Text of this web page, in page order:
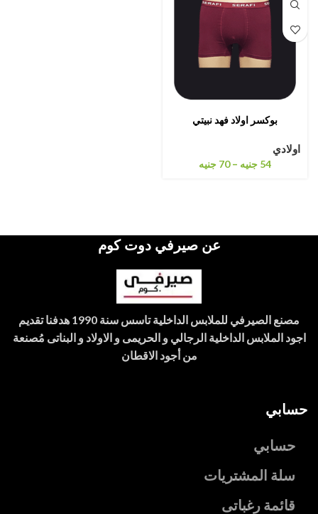
بوكسر اولاد فهد نبيتي
اولادي
54 جنيه –
70 جنيه
عن صيرفي دوت كوم
مصنع الصيرفي للملابس الداخلية تاسس سنة 1990 هدفنا تقديم
اجود الملابس الداخلية الرجالي و الحريمى و الاولاد و البناتى مُصنعة
من أجود الاقطان
حسابي
حسابي
سلة المشتريات
قائمة رغباتى